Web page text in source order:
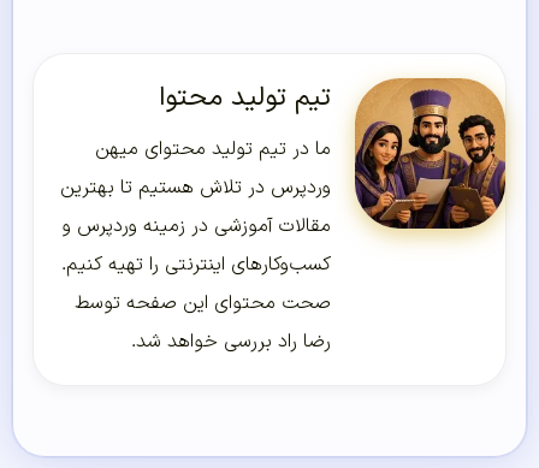
تیم تولید محتوا
ما در تیم تولید محتوای میهن
وردپرس در تلاش هستیم تا بهترین
مقالات آموزشی در زمینه وردپرس و
کسب‌و‌کارهای اینترنتی را تهیه کنیم.
صحت محتوای این صفحه توسط
رضا راد بررسی خواهد شد.